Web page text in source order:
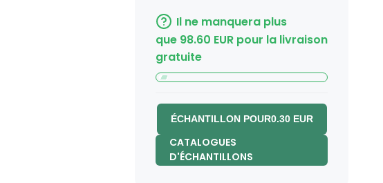
Il ne manquera plus
que 98.60 EUR pour la livraison
gratuite
ÉCHANTILLON POUR0.30 EUR
CATALOGUES
D'ÉCHANTILLONS